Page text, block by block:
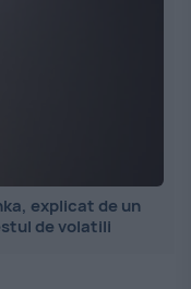
explicat de un
de volatili